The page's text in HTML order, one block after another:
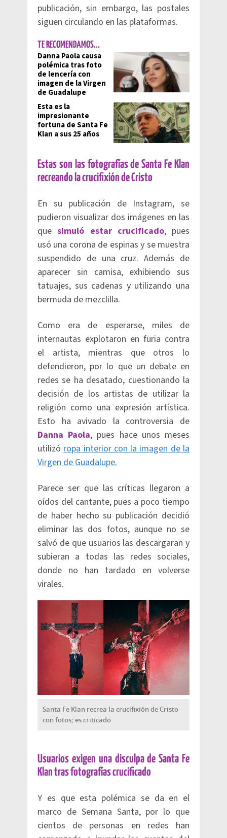
publicación, sin embargo, las postales
siguen circulando en las plataformas.
TE RECOMENDAMOS...
Danna Paola causa
polémica tras foto
de lencería con
imagen de la Virgen
de Guadalupe
Esta es la
impresionante
fortuna de Santa Fe
Klan a sus 25 años
Estas son las fotografías de Santa Fe Klan
recreando la crucifixión de Cristo
En su publicación de Instagram, se
pudieron visualizar dos imágenes en las
quesimuló estar crucificado, pues
usó una corona de espinas y se muestra
suspendido de una cruz. Además de
aparecer sin camisa, exhibiendo sus
tatuajes, sus cadenas y utilizando una
bermuda de mezclilla.
Como era de esperarse, miles de
internautas explotaron en furia contra
el artista, mientras que otros lo
defendieron, por lo que un debate en
redes se ha desatado, cuestionando la
decisión de los artistas de utilizar la
religión como una expresión artística.
Esto ha avivado la controversia de
Danna Paola, pues hace unos meses
utilizóropa interior con la imagen de la
Virgen de Guadalupe.
Parece ser que las críticas llegaron a
oídos del cantante, pues a poco tiempo
de haber hecho su publicación decidió
eliminar las dos fotos, aunque no se
salvó de que usuarios las descargaran y
subieran a todas las redes sociales,
donde no han tardado en volverse
virales.
Santa Fe Klan recrea la crucifixión de Cristo
con fotos; es criticado
Usuarios exigen una disculpa de Santa Fe
Klan tras fotografías crucificado
Y es que esta polémica se da en el
marco de Semana Santa, por lo que
cientos de personas en redes han